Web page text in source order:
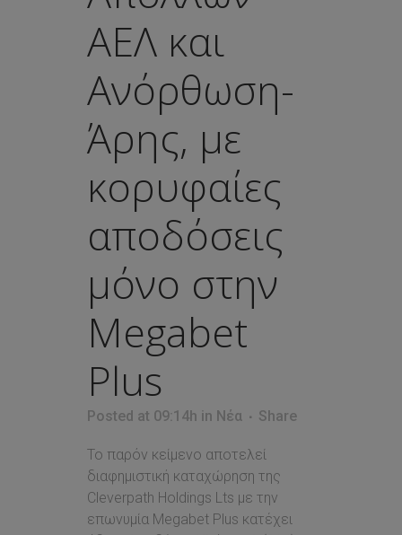
ΑΕΛ και
Ανόρθωση-
Άρης, με
κορυφαίες
αποδόσεις
μόνο στην
Megabet
Plus
Posted at 09:14h in Νέα Share
Το παρόν κείμενο αποτελεί
διαφημιστική καταχώρηση της
Cleverpath Holdings Lts με την
επωνυμία Megabet Plus κατέχει